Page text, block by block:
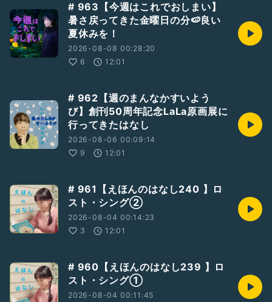
【ZOOMで無料！おやすみえほん】
おやすみえほん6月の出演は
19(金)です
水金20:00-20:30
※アーカイブなし
https://www.star-lab-online.com
【オリジナルイラストグッズ販売中🧅🍄】
https://suzuri.jp/mai_141
📚絵本リクエストや、
ご感想ご質問など、今後の参考にさせていただきますので、是
「質問を送る」からお待ちしております！
#ひとり語り#石井舞#石井舞のラジオ
#えほんのはなし
#絵本
# 963【今週はこれでおしまい】
暑さ戻ってきた金曜日の分🍉良い
夏休みを！
2026-08-08 00:28:20
6
12:01
# 962【週のまんなかすいよう
び】創刊50周年記念LaLa原画展に
行ってきたはなし
2026-08-06 00:09:14
9
12:01
# 961【えほんのはなし240 】ロ
スト・シング②
2026-08-04 00:14:23
3
12:01
# 960【えほんのはなし239 】ロ
スト・シング①
2026-08-04 00:11:45